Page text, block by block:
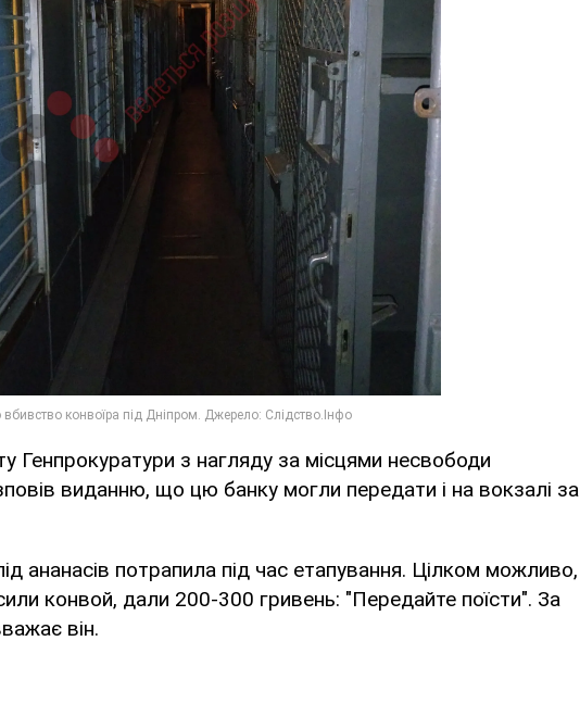
Генпрокуратури з нагляду за місцями несвободи
виданню, що цю банку могли передати і на вокзалі за
ананасів потрапила під час етапування. Цілком можливо,
конвой, дали 200-300 гривень: "Передайте поїсти". За
він.